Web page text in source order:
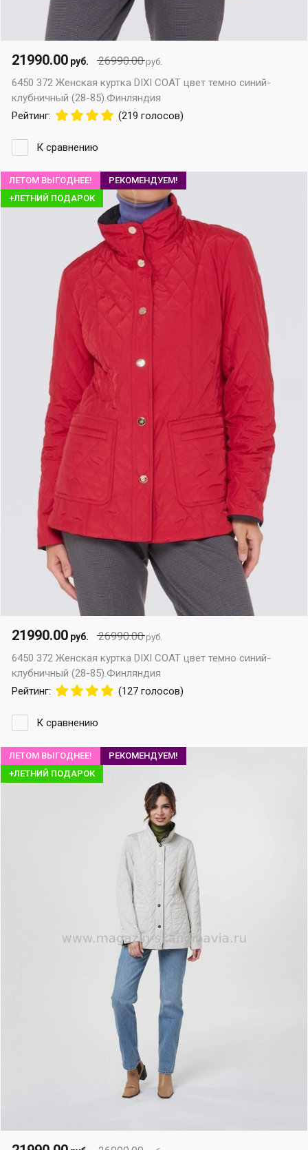
6450 372 Женская куртка DIXI COAT цвет темно синий-
клубничный (28-85).Финляндия
Рейтинг:
(219 голосов)
26990.00руб.
21990.00 руб.
К сравнению
ЛЕТОМ ВЫГОДНЕЕ!
РЕКОМЕНДУЕМ!
+ЛЕТНИЙ ПОДАРОК
6450 372 Женская куртка DIXI COAT цвет темно синий-
клубничный (28-85).Финляндия
Рейтинг:
(127 голосов)
26990.00руб.
21990.00 руб.
К сравнению
ЛЕТОМ ВЫГОДНЕЕ!
РЕКОМЕНДУЕМ!
+ЛЕТНИЙ ПОДАРОК